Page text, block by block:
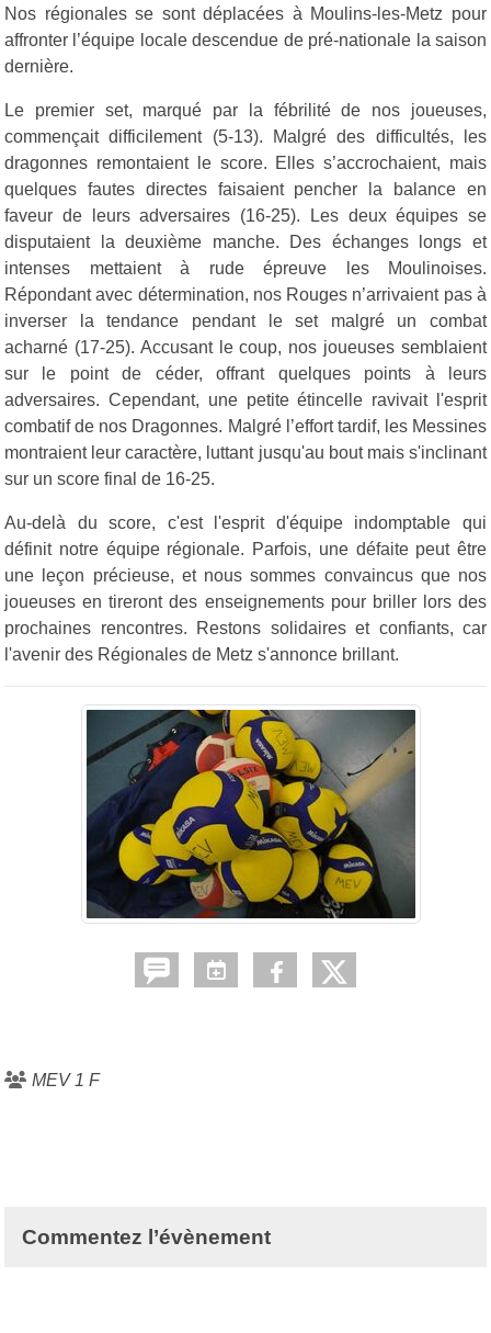
Nos régionales se sont déplacées à Moulins-les-Metz pour
affronter l’équipe locale descendue de pré-nationale la saison
dernière.
Le premier set, marqué par la fébrilité de nos joueuses,
commençait difficilement (5-13). Malgré des difficultés, les
dragonnes remontaient le score. Elles s’accrochaient, mais
quelques fautes directes faisaient pencher la balance en
faveur de leurs adversaires (16-25). Les deux équipes se
disputaient la deuxième manche. Des échanges longs et
intenses mettaient à rude épreuve les Moulinoises.
Répondant avec détermination, nos Rouges n’arrivaient pas à
inverser la tendance pendant le set malgré un combat
acharné (17-25). Accusant le coup, nos joueuses semblaient
sur le point de céder, offrant quelques points à leurs
adversaires. Cependant, une petite étincelle ravivait l'esprit
combatif de nos Dragonnes. Malgré l’effort tardif, les Messines
montraient leur caractère, luttant jusqu'au bout mais s'inclinant
sur un score final de 16-25.
Au-delà du score, c'est l'esprit d'équipe indomptable qui
définit notre équipe régionale. Parfois, une défaite peut être
une leçon précieuse, et nous sommes convaincus que nos
joueuses en tireront des enseignements pour briller lors des
prochaines rencontres. Restons solidaires et confiants, car
l'avenir des Régionales de Metz s'annonce brillant.
MEV 1 F
Commentez l’évènement